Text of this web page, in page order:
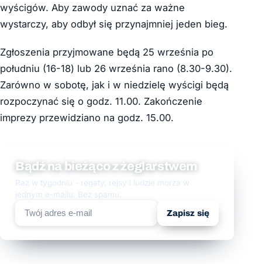
wyścigów. Aby zawody uznać za ważne
wystarczy, aby odbył się przynajmniej jeden bieg.
Zgłoszenia przyjmowane będą 25 września po
południu (16-18) lub 26 września rano (8.30-9.30).
Zarówno w sobotę, jak i w niedzielę wyścigi będą
rozpoczynać się o godz. 11.00. Zakończenie
imprezy przewidziano na godz. 15.00.
Bądź na bieżąco z żeglarstwem
Raz w tygodniu - regaty, rejsy i ludzie morza w
jednym e-mailu. Bez spamu.
Zapisz się